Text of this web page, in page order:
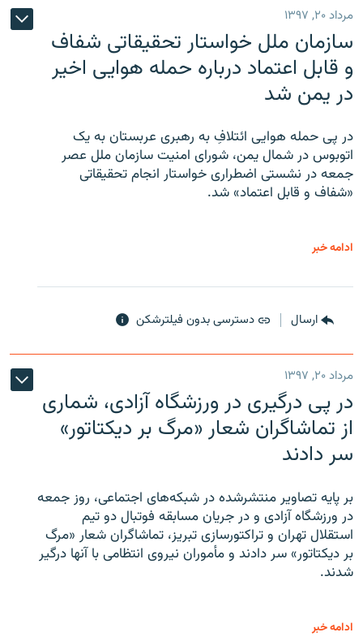
مرداد ۲۰, ۱۳۹۷
سازمان ملل خواستار تحقیقاتی شفاف
و قابل اعتماد درباره حمله هوایی اخیر
در یمن شد
در پی حمله هوایی ائتلافِ به رهبری عربستان به یک
اتوبوس در شمال یمن، شورای امنیت سازمان ملل عصر
جمعه در نشستی اضطراری خواستار انجام تحقیقاتی
«شفاف و قابل اعتماد» شد.
ادامه خبر
ارسال دسترسی بدون فیلترشکن
مرداد ۲۰, ۱۳۹۷
در پی درگیری در ورزشگاه آزادی، شماری
از تماشاگران شعار «مرگ بر دیکتاتور»
سر دادند
بر پایه تصاویر منتشرشده در شبکه‌های اجتماعی، روز جمعه
در ورزشگاه آزادی و در جریان مسابقه فوتبال دو تیم
استقلال تهران و تراکتورسازی تبریز، تماشاگران شعار «مرگ
بر دیکتاتور» سر دادند و مأموران نیروی انتظامی با آنها درگیر
شدند.
ادامه خبر